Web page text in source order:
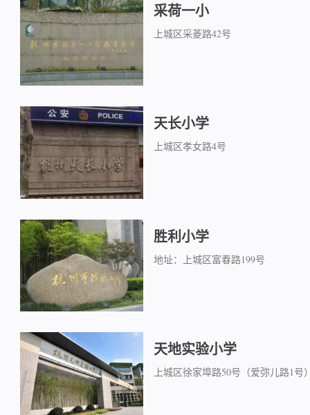
采荷一小
上城区采菱路42号
天长小学
上城区孝女路4号
胜利小学
地址：上城区富春路199号
天地实验小学
上城区徐家埠路50号（爱弥儿路1号